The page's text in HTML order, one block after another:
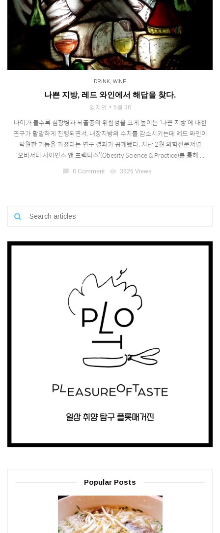
DRINK WINE
나쁜 지방, 레드 와인에서 해답을 찾다.
임지연 5월 30
나이가 들수록 심장병과 뇌졸중의 위험성을 크게 높이는 ‘나쁜 지방’에 대한
연구가 활발하게 진행되면서, 내장지방의 수치를 감소시키는데 레드 와인이
탁월한 기능을 가졌다는 연구 결과가 공개됐다. 지난 2월 의학전문저널
‘오비서티 사이언스 앤 프랙티스’(Obesity Science & Practice)를 통해 ...
0 Comment visibility 3626 Views
Popular Posts